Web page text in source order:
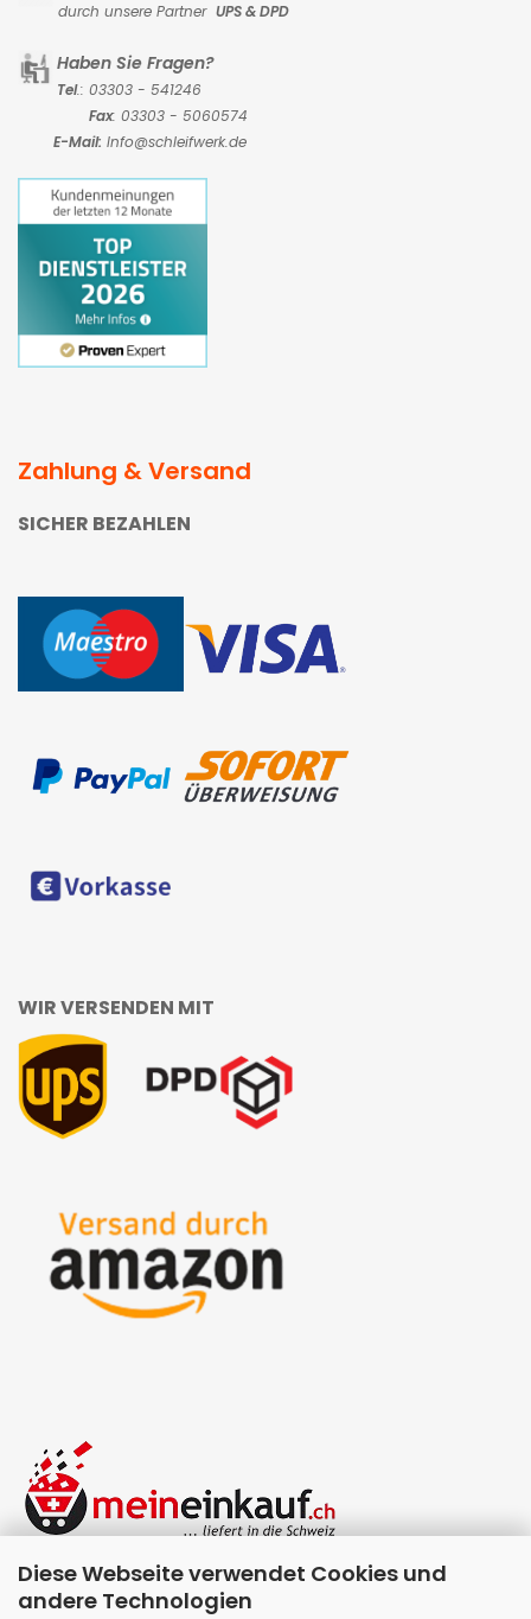
Diese Webseite verwendet Cookies und
andere Technologien
durch unsere Partner UPS & DPD
Haben Sie Fragen?
Tel.: 03303 - 541246
Fax: 03303 - 5060574
E-Mail: Info@schleifwerk.de
Zahlung & Versand
SICHER BEZAHLEN
WIR VERSENDEN MIT